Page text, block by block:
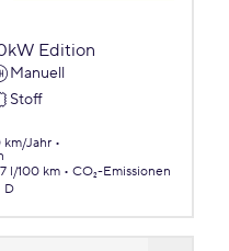
Edition
Manuell
Stoff
km/Jahr
l/100 km
CO₂-Emissionen
D